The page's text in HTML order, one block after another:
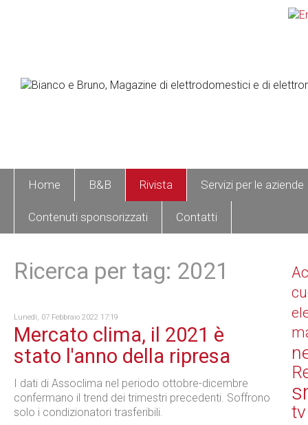
Home B&B Rivista Servizi per le aziende
Contenuti sponsorizzati Contatti
Ricerca per tag: 2021
Lunedì, 07 Febbraio 2022 17:19
Mercato clima, il 2021 è
stato l'anno della ripresa
I dati di Assoclima nel periodo ottobre-dicembre
confermano il trend dei trimestri precedenti. Soffrono
solo i condizionatori trasferibili.
tv